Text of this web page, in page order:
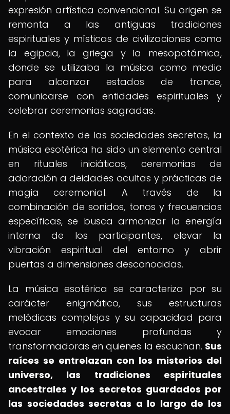
expresión artística convencional. Su origen se
remonta a las antiguas tradiciones
espirituales y místicas de civilizaciones como
la egipcia, la griega y la mesopotámica,
donde se utilizaba la música como medio
para alcanzar estados de trance,
comunicarse con entidades espirituales y
celebrar ceremonias sagradas.
En el contexto de las sociedades secretas, la
música esotérica ha sido un elemento central
en rituales iniciáticos, ceremonias de
adoración a deidades ocultas y prácticas de
magia ceremonial. A través de la
combinación de sonidos, tonos y frecuencias
específicas, se busca armonizar la energía
interna de los participantes, elevar la
vibración espiritual del entorno y abrir
puertas a dimensiones desconocidas.
La música esotérica se caracteriza por su
carácter enigmático, sus estructuras
melódicas complejas y su capacidad para
evocar emociones profundas y
transformadoras en quienes la escuchan. Sus
raíces se entrelazan con los misterios del
universo, las tradiciones espirituales
ancestrales y los secretos guardados por
las sociedades secretas a lo largo de los